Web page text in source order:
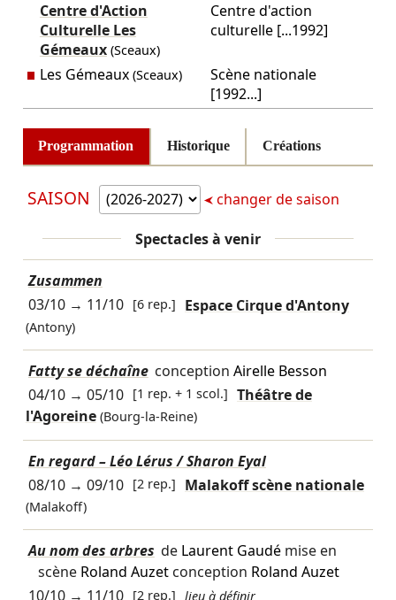
Centre d'Action
Culturelle Les
Gémeaux(Sceaux)
Centre d'action
culturelle [...1992]
Les Gémeaux (Sceaux)
Scène nationale
[1992...]
Programmation Historique Créations
SAISON changer de saison
Spectacles à venir
Zusammen
03/10→ 11/10 [6 rep.] Espace Cirque d'Antony
(Antony)
Fatty se déchaîne conception Airelle Besson
04/10→ 05/10 [1 rep. + 1 scol.] Théâtre de
l'Agoreine (Bourg-la-Reine)
En regard – Léo Lérus / Sharon Eyal
08/10→ 09/10 [2 rep.] Malakoff scène nationale
(Malakoff)
Au nom des arbres de Laurent Gaudémise en
scène Roland Auzetconception Roland Auzet
[2 rep.] lieu à définir